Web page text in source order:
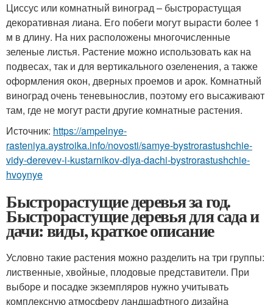
Циссус или комнатный виноград – быстрорастущая
декоративная лиана. Его побеги могут вырасти более 1
м в длину. На них расположены многочисленные
зеленые листья. Растение можно использовать как на
подвесах, так и для вертикального озеленения, а также
оформления окон, дверных проемов и арок. Комнатный
виноград очень теневынослив, поэтому его высаживают
там, где не могут расти другие комнатные растения.
Источник: https://ampelnye-
rasteniya.aystroika.info/novosti/samye-bystrorastushchie-
vidy-derevev-i-kustarnikov-dlya-dachi-bystrorastushchie-
hvoynye
Быстрорастущие деревья за год.
Быстрорастущие деревья для сада и
дачи: виды, краткое описание
Условно такие растения можно разделить на три группы:
лиственные, хвойные, плодовые представители. При
выборе и посадке экземпляров нужно учитывать
комплексную атмосферу ландшафтного дизайна